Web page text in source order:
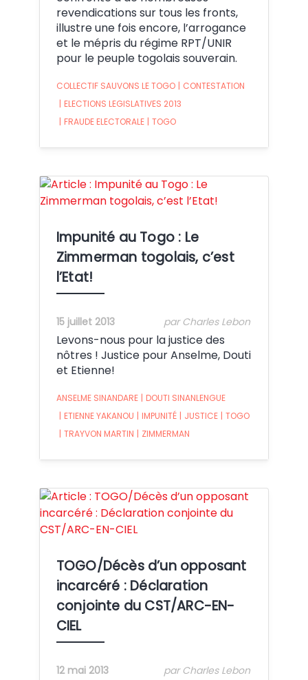
revendications sur tous les fronts,
illustre une fois encore, l’arrogance
et le mépris du régime RPT/UNIR
pour le peuple togolais souverain.
COLLECTIF SAUVONS LE TOGO | CONTESTATION
| ELECTIONS LEGISLATIVES 2013
| FRAUDE ELECTORALE | TOGO
Impunité au Togo : Le
Zimmerman togolais, c’est
l’Etat!
15 juillet 2013 par Charles Lebon
Levons-nous pour la justice des
nôtres ! Justice pour Anselme, Douti
et Etienne!
ANSELME SINANDARE | DOUTI SINANLENGUE
| ETIENNE YAKANOU | IMPUNITÉ | JUSTICE | TOGO
| TRAYVON MARTIN | ZIMMERMAN
TOGO/Décès d’un opposant
incarcéré : Déclaration
conjointe du CST/ARC-EN-
CIEL
12 mai 2013 par Charles Lebon